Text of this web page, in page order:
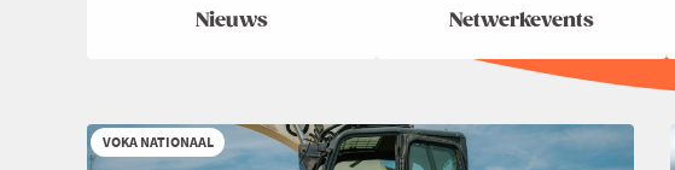
Nieuws Netwerkevents
VOKA NATIONAAL